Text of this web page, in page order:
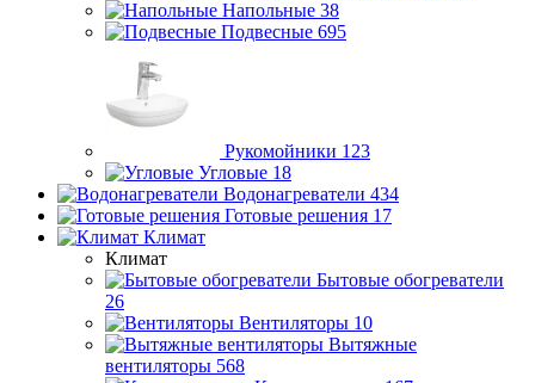
Напольные 38
Подвесные 695
Рукомойники 123
Угловые 18
Водонагреватели 434
Готовые решения 17
Климат
Климат
Бытовые обогреватели
26
Вентиляторы 10
Вытяжные
вентиляторы 568